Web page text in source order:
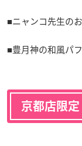
■ニャンコ先生の
■豊月神の和風パ
京都店限定